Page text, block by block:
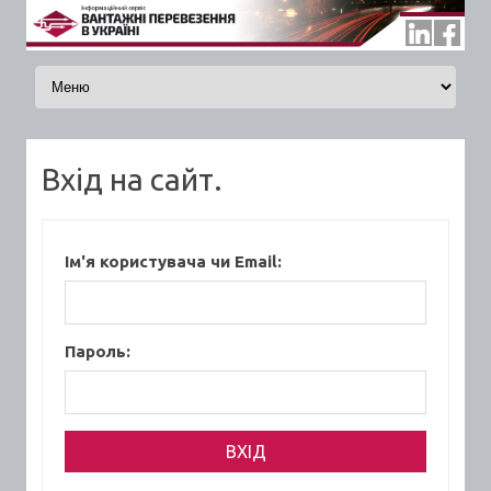
Skip to content
Вхід на сайт.
Ім'я користувача чи Email:
Пароль: